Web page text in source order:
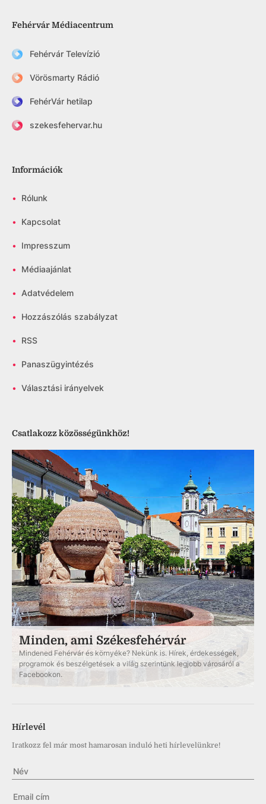
Fehérvár Médiacentrum
Fehérvár Televízió
Vörösmarty Rádió
FehérVár hetilap
szekesfehervar.hu
Információk
• Rólunk
• Kapcsolat
• Impresszum
• Médiaajánlat
• Adatvédelem
• Hozzászólás szabályzat
• RSS
• Panaszügyintézés
• Választási irányelvek
Csatlakozz közösségünkhöz!
Minden, ami Székesfehérvár
Mindened Fehérvár és környéke? Nekünk is. Hírek, érdekességek,
programok és beszélgetések a világ szerintünk legjobb városáról a
Facebookon.
Hírlevél
Iratkozz fel már most hamarosan induló heti hírlevelünkre!